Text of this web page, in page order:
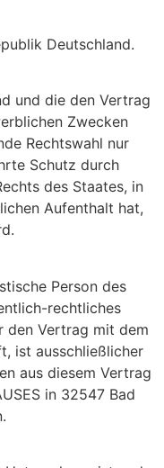
Deutschland.
und die den Vertrag
Zwecken
Rechtswahl nur
Schutz durch
des Staates, in
Aufenthalt hat,
Person des
rechtliches
den Vertrag mit dem
ist ausschließlicher
aus diesem Vertrag
in 32547 Bad